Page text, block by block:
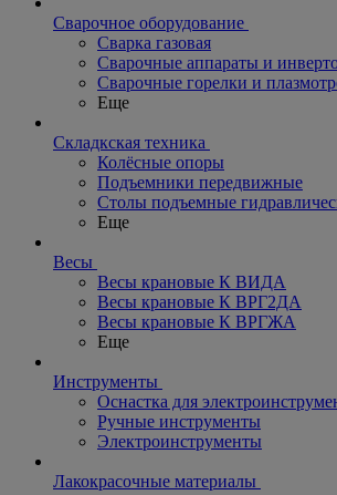
Сварочное оборудование
Сварка газовая
Сварочные аппараты и
Сварочные горелки и
Еще
Складкская техника
Колёсные опоры
Подъемники передвижные
Столы подъемные
Еще
Весы
Весы крановые К ВИДА
Весы крановые К ВРГ2ДА
Весы крановые К ВРГЖА
Еще
Инструменты
Оснастка для
Ручные инструменты
Электроинструменты
Лакокрасочные материалы